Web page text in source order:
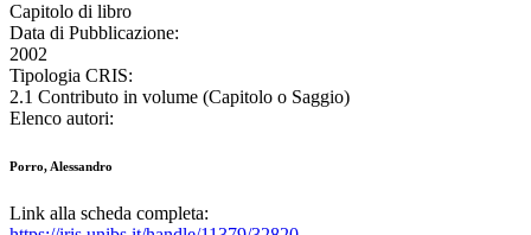
Capitolo di libro
Data di Pubblicazione:
2002
Tipologia CRIS:
2.1 Contributo in volume (Capitolo o Saggio)
Elenco autori:
Porro, Alessandro
Link alla scheda completa: